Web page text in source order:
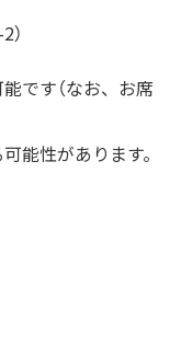
です（なお、お席
能性があります。